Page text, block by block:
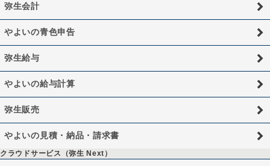
弥生会計
やよいの青色申告
弥生給与
やよいの給与計算
弥生販売
やよいの見積・納品・請求書
クラウドサービス（弥生 Next）